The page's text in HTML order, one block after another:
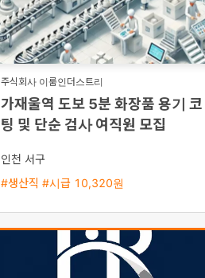
주식회사 이룸인더스트리
가재울역 도보 5분 화장품 용기 코
팅 및 단순 검사 여직원 모집
인천 서구
#생산직 #시급 10,320원